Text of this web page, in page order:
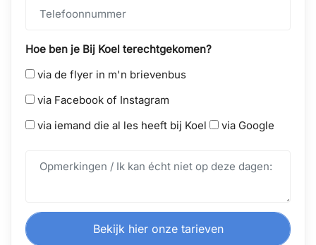
Hoe ben je Bij Koel terechtgekomen?
via de flyer in m'n brievenbus
via Facebook of Instagram
via iemand die al les heeft bij Koel
via Google
Bekijk hier onze tarieven